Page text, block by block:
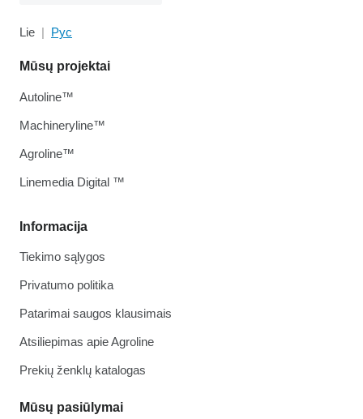
Lie Рус
Informacija
Tiekimo sąlygos
Privatumo politika
Patarimai saugos klausimais
Atsiliepimas apie Agroline
Prekių ženklų katalogas
Mūsų pasiūlymai
Mūsų projektai
Autoline™
Machineryline™
Agroline™
Linemedia Digital ™